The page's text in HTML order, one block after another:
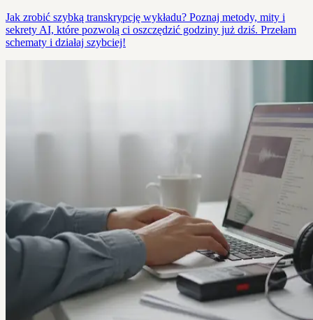
Jak zrobić szybką transkrypcję wykładu? Poznaj metody, mity i
sekrety AI, które pozwolą ci oszczędzić godziny już dziś. Przełam
schematy i działaj szybciej!